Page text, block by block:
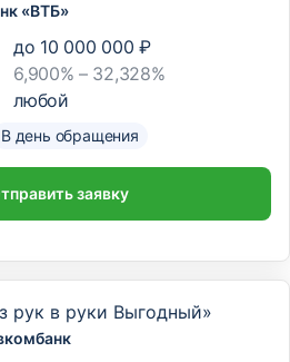
«ВТБ»
до 10 000 000 ₽
6,900% – 32,328%
любой
В день обращения
заявку
рук в руки Выгодный»